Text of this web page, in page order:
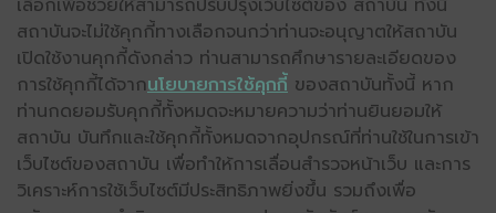
เลือกเพื่อช่วยให้สามารถปรับปรุงเว็บไซต์ของ สถาบัน ทั้งนี้
สถาบันจะไม่ใช้คุกกี้ทางเลือกจนกว่าท่านจะอนุญาตให้สถาบัน
เปิดใช้งานคุกกี้ดังกล่าว ท่านสามารถศึกษารายละเอียดของ
การใช้คุกกี้ได้จากนโยบายการใช้คุกกี้ ของสถาบันทั้งนี้ หาก
ท่านกดยอมรับคุกกี้ทั้งหมดจะหมายความว่าท่านยินยอมให้
สถาบัน บันทึกและใช้คุกกี้ทั้งหมดจากอุปกรณ์ที่ท่านใช้ในการเข้า
เว็บไซต์ของสถาบัน เพื่อทำให้การเลื่อนสำรวจหน้าเว็บ และการ
วิเคราะห์การใช้เว็บไซต์มีประสิทธิภาพยิ่งขึ้น รวมถึงเพื่อ